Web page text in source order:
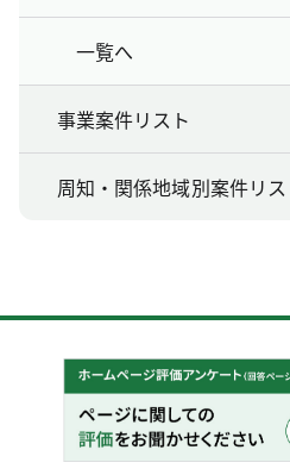
一覧へ
事業案件リスト
周知・関係地域別案件リス